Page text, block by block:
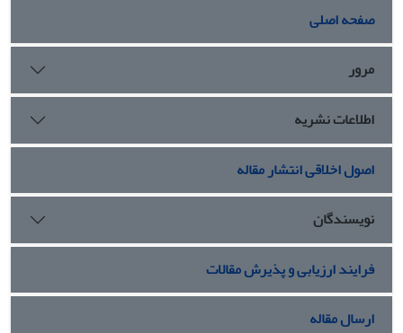
صفحه اصلی
مرور
اطلاعات نشریه
اصول اخلاقی انتشار مقاله
نویسندگان
فرایند ارزیابی و پذیرش مقالات
ارسال مقاله